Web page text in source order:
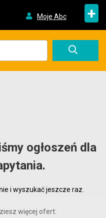
Moje Abc +
ogłoszeń dla
i wyszukać jeszcze raz.
więcej ofert: